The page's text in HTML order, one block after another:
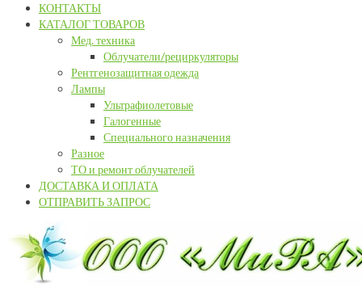
КОНТАКТЫ
КАТАЛОГ ТОВАРОВ
Мед. техника
Облучатели/рециркуляторы
Рентгенозащитная одежда
Лампы
Ультрафиолетовые
Галогенные
Специального назначения
Разное
ТО и ремонт облучателей
ДОСТАВКА И ОПЛАТА
ОТПРАВИТЬ ЗАПРОС